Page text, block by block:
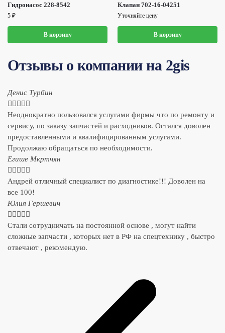
Гидронасос 228-8542
5 ₽
В корзину
Клапан 702-16-04251
Уточняйте цену
В корзину
Отзывы о компании на 2gis
Денис Турбин
    
Неоднократно пользовался услугами фирмы что по ремонту и
сервису, по заказу запчастей и расходников. Остался доволен
предоставленными и квалифицированным услугами.
Продолжаю обращаться по необходимости.
​Егише Мкртчян
    
Андрей отличный специалист по диагностике!!! Доволен на
все 100!
​Юлия Гершевич
    
Стали сотрудничать на постоянной основе , могут найти
сложные запчасти , которых нет в РФ на спецтехнику , быстро
отвечают , рекомендую.